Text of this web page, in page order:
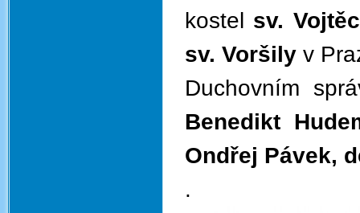
kostel sv.
sv. Voršily v
Duchovním
Benedikt
Ondřej Pávek,
.